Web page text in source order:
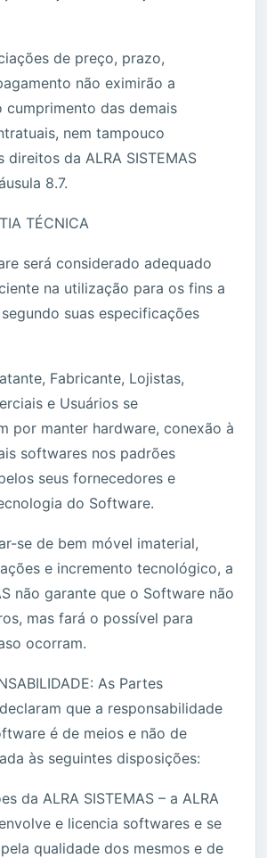
de preço, prazo,
não eximirão a
cumprimento das demais
nem tampouco
direitos da ALRA SISTEMAS
8.7.
TÉCNICA
será considerado adequado
na utilização para os fins a
suas especificações
Fabricante, Lojistas,
e Usuários se
por manter hardware, conexão à
softwares nos padrões
seus fornecedores e
do Software.
de bem móvel imaterial,
e incremento tecnológico, a
não garante que o Software não
mas fará o possível para
ocorram.
As Partes
que a responsabilidade
é de meios e não de
às seguintes disposições:
da ALRA SISTEMAS – a ALRA
e licencia softwares e se
qualidade dos mesmos e de